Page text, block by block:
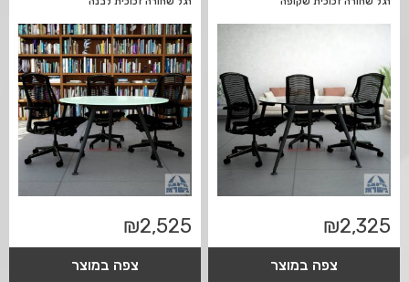
₪2,325
צפה במוצר
₪2,525
צפה במוצר